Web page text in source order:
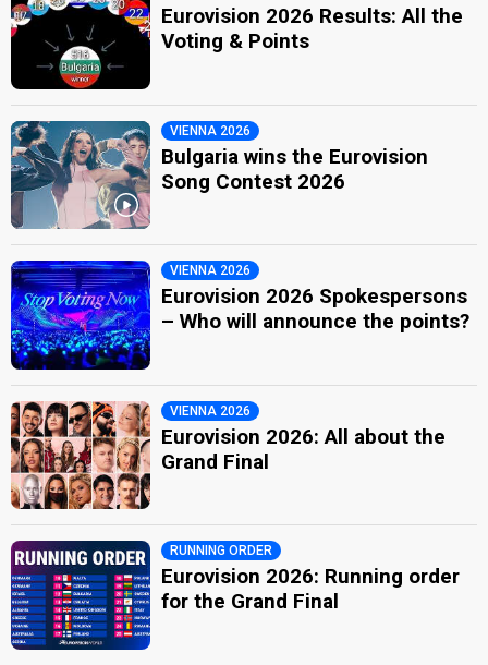
Eurovision 2026 Results: All the
Voting & Points
VIENNA 2026
Bulgaria wins the Eurovision
Song Contest 2026
VIENNA 2026
Eurovision 2026 Spokespersons
– Who will announce the points?
VIENNA 2026
Eurovision 2026: All about the
Grand Final
RUNNING ORDER
Eurovision 2026: Running order
for the Grand Final